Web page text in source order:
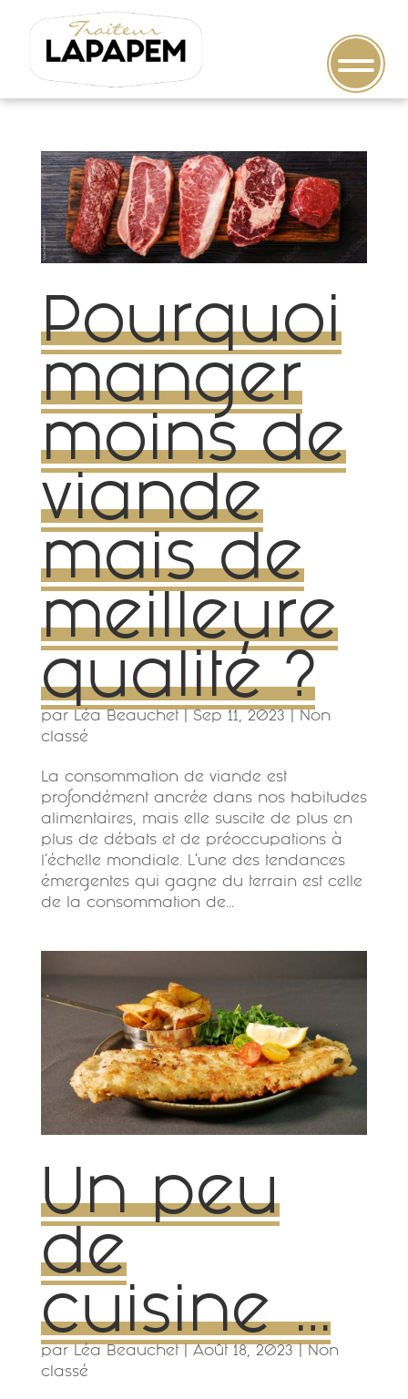
Pourquoi
manger
moins de
viande
mais de
meilleure
qualité ?
parLéa Beauchet|Sep 11, 2023|Non
classé
La consommation de viande est
profondément ancrée dans nos habitudes
alimentaires, mais elle suscite de plus en
plus de débats et de préoccupations à
l’échelle mondiale. L’une des tendances
émergentes qui gagne du terrain est celle
de la consommation de...
Un peu
de
cuisine …
parLéa Beauchet|Août 18, 2023|Non
classé